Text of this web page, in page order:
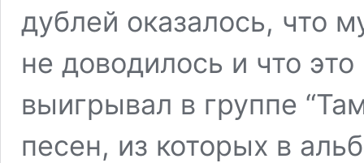
дублей оказалось, что
не доводилось и что
выигрывал в группе
песен, из которых в